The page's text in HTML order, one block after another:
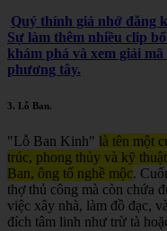
Quý thính giả nhớ đăng
Sự làm thêm nhiều clip
khám phá và xem giải
phương tây.
3. Lỗ Ban.
"Lỗ Ban Kinh" là tên một
trúc, phong thủy và kỹ
Ban, ông tổ nghề mộc.
thợ thủ công mà còn chứa
việc xây nhà, làm đồ đạc,
đích tâm linh như trừ tà